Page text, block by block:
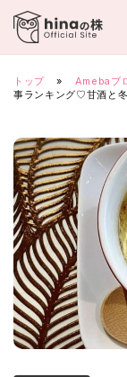
Skip
content
トップ » Amebaブ
事ランキング♡甘酒と冬